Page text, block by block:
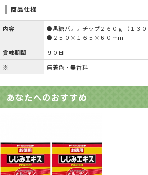
商品仕様
内容
●黒糖バナナチップ２６０ｇ（１３０
●２５０×１６５×６０ｍｍ
賞味期間
９０日
※
無着色・無香料
あなたへのおすすめ